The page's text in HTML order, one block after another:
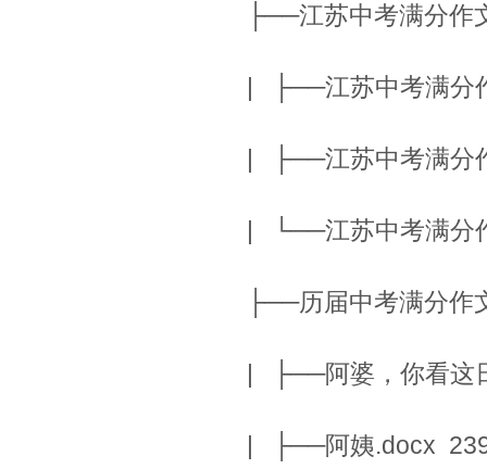
├──江苏中考满分
| ├──江苏中考满分
| ├──江苏中考满分
| └──江苏中考满分
├──历届中考满分
| ├──阿婆，你看这
| ├──阿姨.docx